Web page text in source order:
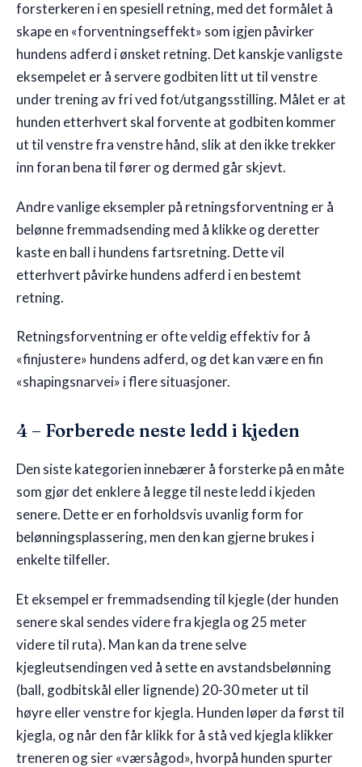
forsterkeren i en spesiell retning, med det formålet å
skape en «forventningseffekt» som igjen påvirker
hundens adferd i ønsket retning. Det kanskje vanligste
eksempelet er å servere godbiten litt ut til venstre
under trening av fri ved fot/utgangsstilling. Målet er at
hunden etterhvert skal forvente at godbiten kommer
ut til venstre fra venstre hånd, slik at den ikke trekker
inn foran bena til fører og dermed går skjevt.
Andre vanlige eksempler på retningsforventning er å
belønne fremmadsending med å klikke og deretter
kaste en ball i hundens fartsretning. Dette vil
etterhvert påvirke hundens adferd i en bestemt
retning.
Retningsforventning er ofte veldig effektiv for å
«finjustere» hundens adferd, og det kan være en fin
«shapingsnarvei» i flere situasjoner.
4 – Forberede neste ledd i kjeden
Den siste kategorien innebærer å forsterke på en måte
som gjør det enklere å legge til neste ledd i kjeden
senere. Dette er en forholdsvis uvanlig form for
belønningsplassering, men den kan gjerne brukes i
enkelte tilfeller.
Et eksempel er fremmadsending til kjegle (der hunden
senere skal sendes videre fra kjegla og 25 meter
videre til ruta). Man kan da trene selve
kjegleutsendingen ved å sette en avstandsbelønning
(ball, godbitskål eller lignende) 20-30 meter ut til
høyre eller venstre for kjegla. Hunden løper da først til
kjegla, og når den får klikk for å stå ved kjegla klikker
treneren og sier «værsågod», hvorpå hunden spurter